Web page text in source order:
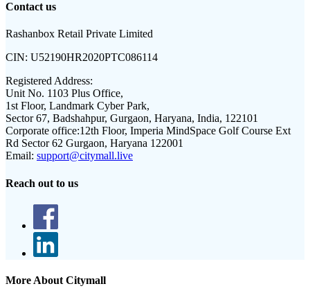
Contact us
Rashanbox Retail Private Limited
CIN: U52190HR2020PTC086114
Registered Address:
Unit No. 1103 Plus Office,
1st Floor, Landmark Cyber Park,
Sector 67, Badshahpur, Gurgaon, Haryana, India, 122101
Corporate office:12th Floor, Imperia MindSpace Golf Course Ext
Rd Sector 62 Gurgaon, Haryana 122001
Email: support@citymall.live
Reach out to us
More About Citymall